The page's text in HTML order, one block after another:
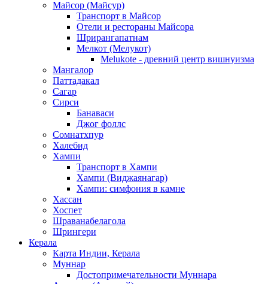
Майсор (Майсур)
Транспорт в Майсор
Отели и рестораны Майсора
Шрирангапатнам
Мелкот (Мелукот)
Melukote - древний центр вишнуизма
Мангалор
Паттадакал
Сагар
Сирси
Банаваси
Джог фоллс
Сомнатхпур
Халебид
Хампи
Транспорт в Хампи
Хампи (Виджаянагар)
Хампи: симфония в камне
Хассан
Хоспет
Шраванабелагола
Шрингери
Керала
Карта Индии, Керала
Муннар
Достопримечательности Муннара